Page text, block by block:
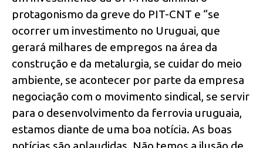
protagonismo da greve do PIT-CNT e “se
ocorrer um investimento no Uruguai, que
gerará milhares de empregos na área da
construção e da metalurgia, se cuidar do meio
ambiente, se acontecer por parte da empresa
negociação com o movimento sindical, se servir
para o desenvolvimento da ferrovia uruguaia,
estamos diante de uma boa notícia. As boas